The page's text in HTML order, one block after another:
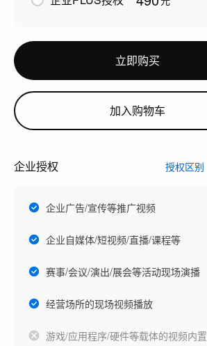
立即购买
加入购物车
企业授权 授权区别
企业广告/宣传等推广视频
企业自媒体/短视频/直播/课程等
赛事/会议/演出/展会等活动现场演播
经营场所的现场视频播放
游戏/应用程序/硬件等载体的视频内置